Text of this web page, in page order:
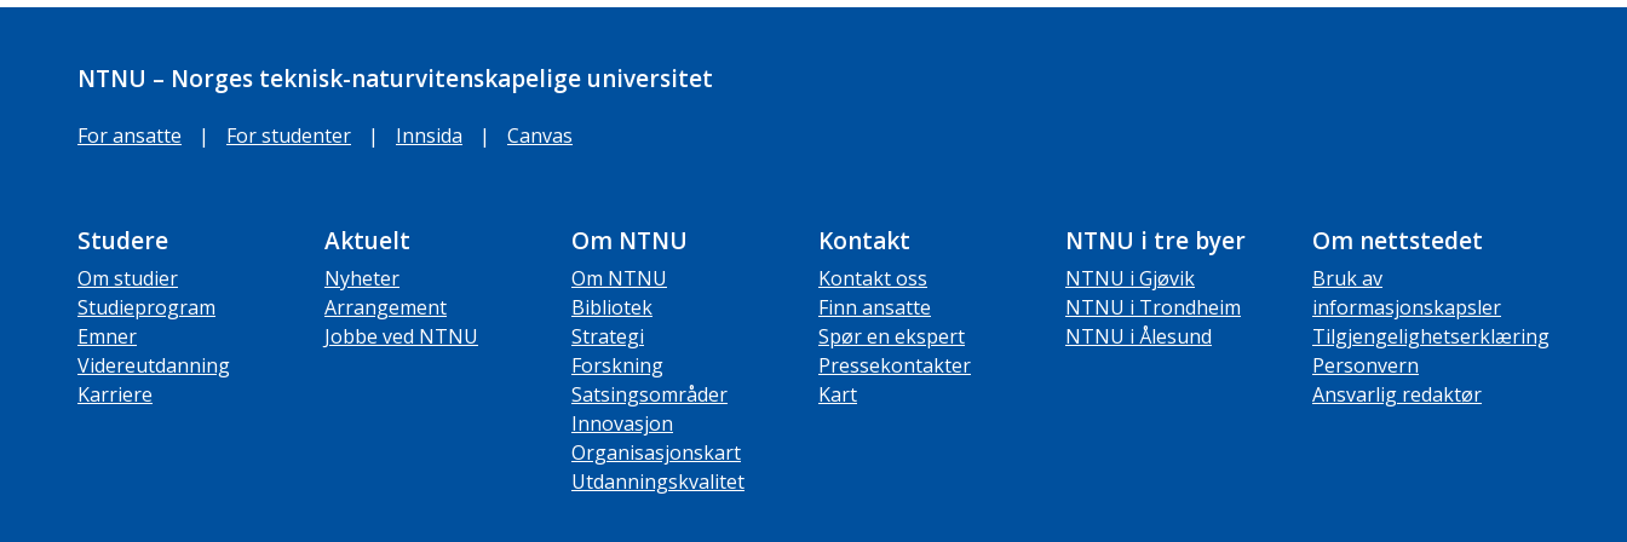
NTNU – Norges teknisk-naturvitenskapelige universitet
For ansatte | For studenter | Innsida | Canvas
Studere
Om studier
Studieprogram
Emner
Videreutdanning
Karriere
Aktuelt
Nyheter
Arrangement
Jobbe ved NTNU
Om NTNU
Om NTNU
Bibliotek
Strategi
Forskning
Satsingsområder
Innovasjon
Organisasjonskart
Utdanningskvalitet
Kontakt
Kontakt oss
Finn ansatte
Spør en ekspert
Pressekontakter
Kart
NTNU i tre byer
NTNU i Gjøvik
NTNU i Trondheim
NTNU i Ålesund
Om nettstedet
Bruk av
informasjonskapsler
Tilgjengelighetserklæring
Personvern
Ansvarlig redaktør